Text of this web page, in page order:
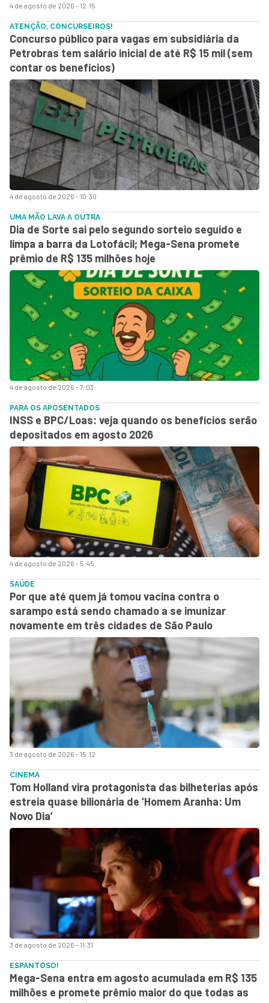
4 de agosto de 2026 - 12:15
4 de agosto de 2026 - 10:30
ATENÇÃO, CONCURSEIROS!
Concurso público para vagas em subsidiária da
Petrobras tem salário inicial de até R$ 15 mil (sem
contar os benefícios)
4 de agosto de 2026 - 7:03
UMA MÃO LAVA A OUTRA
Dia de Sorte sai pelo segundo sorteio seguido e
limpa a barra da Lotofácil; Mega-Sena promete
prêmio de R$ 135 milhões hoje
4 de agosto de 2026 - 5:45
PARA OS APOSENTADOS
INSS e BPC/Loas: veja quando os benefícios serão
depositados em agosto 2026
3 de agosto de 2026 - 15:12
SAÚDE
Por que até quem já tomou vacina contra o
sarampo está sendo chamado a se imunizar
novamente em três cidades de São Paulo
3 de agosto de 2026 - 11:31
CINEMA
Tom Holland vira protagonista das bilheterias após
estreia quase bilionária de ‘Homem Aranha: Um
Novo Dia’
ESPANTOSO!
Mega-Sena entra em agosto acumulada em R$ 135
milhões e promete prêmio maior do que todas as